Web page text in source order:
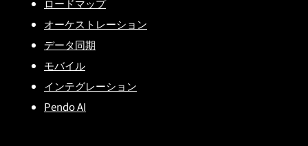
ロードマップ
オーケストレーション
データ同期
モバイル
インテグレーション
Pendo AI